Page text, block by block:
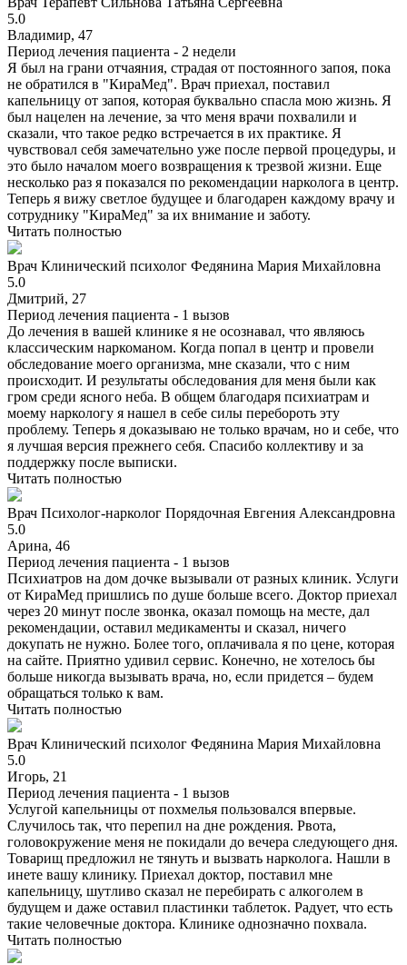
5.0
Владимир, 47
Период лечения пациента - 2 недели
Я был на грани отчаяния, страдая от постоянного запоя, пока
не обратился в "КираМед". Врач приехал, поставил
капельницу от запоя, которая буквально спасла мою жизнь. Я
был нацелен на лечение, за что меня врачи похвалили и
сказали, что такое редко встречается в их практике. Я
чувствовал себя замечательно уже после первой процедуры, и
это было началом моего возвращения к трезвой жизни. Еще
несколько раз я показался по рекомендации нарколога в центр.
Теперь я вижу светлое будущее и благодарен каждому врачу и
сотруднику "КираМед" за их внимание и заботу.
Читать полностью
Врач Клинический психолог Федянина Мария Михайловна
5.0
Дмитрий, 27
Период лечения пациента - 1 вызов
До лечения в вашей клинике я не осознавал, что являюсь
классическим наркоманом. Когда попал в центр и провели
обследование моего организма, мне сказали, что с ним
происходит. И результаты обследования для меня были как
гром среди ясного неба. В общем благодаря психиатрам и
моему наркологу я нашел в себе силы перебороть эту
проблему. Теперь я доказываю не только врачам, но и себе, что
я лучшая версия прежнего себя. Спасибо коллективу и за
поддержку после выписки.
Читать полностью
Врач Психолог-нарколог Порядочная Евгения Александровна
5.0
Арина, 46
Период лечения пациента - 1 вызов
Психиатров на дом дочке вызывали от разных клиник. Услуги
от КираМед пришлись по душе больше всего. Доктор приехал
через 20 минут после звонка, оказал помощь на месте, дал
рекомендации, оставил медикаменты и сказал, ничего
докупать не нужно. Более того, оплачивала я по цене, которая
на сайте. Приятно удивил сервис. Конечно, не хотелось бы
больше никогда вызывать врача, но, если придется – будем
обращаться только к вам.
Читать полностью
Врач Клинический психолог Федянина Мария Михайловна
5.0
Игорь, 21
Период лечения пациента - 1 вызов
Услугой капельницы от похмелья пользовался впервые.
Случилось так, что перепил на дне рождения. Рвота,
головокружение меня не покидали до вечера следующего дня.
Товарищ предложил не тянуть и вызвать нарколога. Нашли в
инете вашу клинику. Приехал доктор, поставил мне
капельницу, шутливо сказал не перебирать с алкоголем в
будущем и даже оставил пластинки таблеток. Радует, что есть
такие человечные доктора. Клинике однозначно похвала.
Читать полностью